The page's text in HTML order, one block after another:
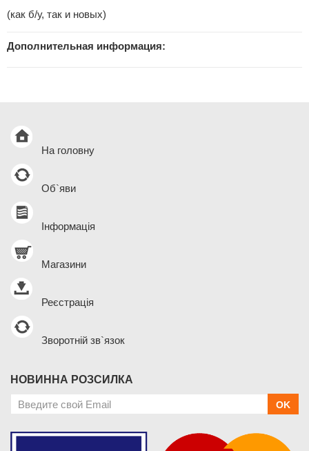
(как б/у, так и новых)
Дополнительная информация:
На головну
Об`яви
Інформація
Магазини
Реєстрація
Зворотній зв`язок
НОВИННА РОЗСИЛКА
OK